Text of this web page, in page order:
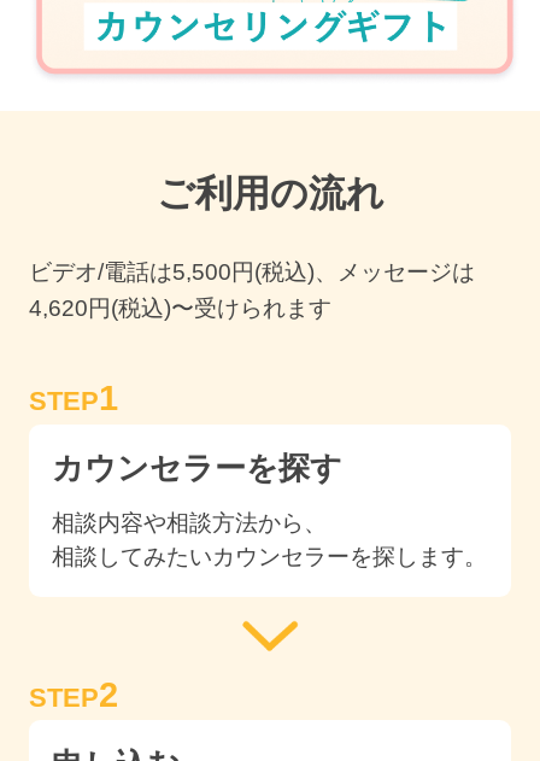
ご利用の流れ
ビデオ/電話は5,500円(税込)、メッセージは
4,620円(税込)〜受けられます
STEP1
カウンセラーを探す
相談内容や相談方法から、
相談してみたいカウンセラーを探します。
STEP2